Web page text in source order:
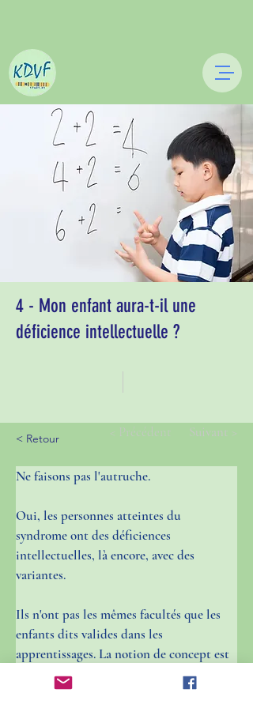
4 - Mon enfant aura-t-il une
déficience intellectuelle ?
< Retour < Précédent Suivant >
Ne faisons pas l'autruche.
Oui, les personnes atteintes du
syndrome ont des déficiences
intellectuelles, là encore, avec des
variantes.
Ils n'ont pas les mêmes facultés que les
enfants dits valides dans les
apprentissages. La notion de concept est
très compliquée pour eux, les concepts
mathématiques, par exemple, les laissent